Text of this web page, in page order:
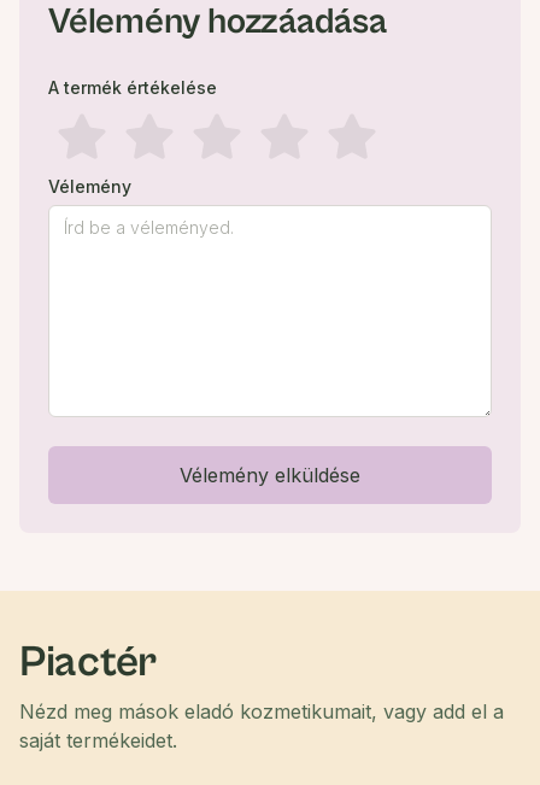
Vélemény hozzáadása
A termék értékelése
Vélemény
Vélemény elküldése
Piactér
Nézd meg mások eladó kozmetikumait, vagy add el a
saját termékeidet.